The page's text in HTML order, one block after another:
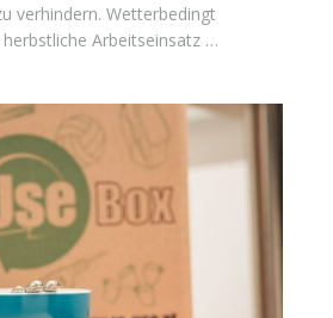
verhindern. Wetterbedingt
Arbeitseinsatz …